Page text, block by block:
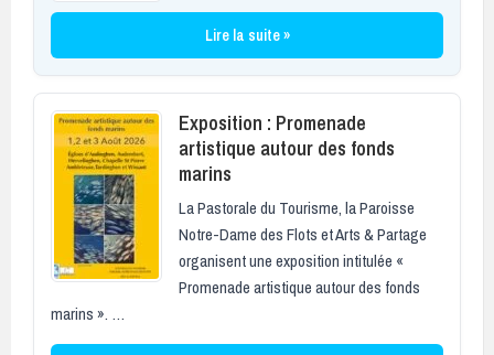
Lire la suite »
Exposition : Promenade
artistique autour des fonds
marins
La Pastorale du Tourisme, la Paroisse
Notre-Dame des Flots et Arts & Partage
organisent une exposition intitulée «
Promenade artistique autour des fonds
marins ». …